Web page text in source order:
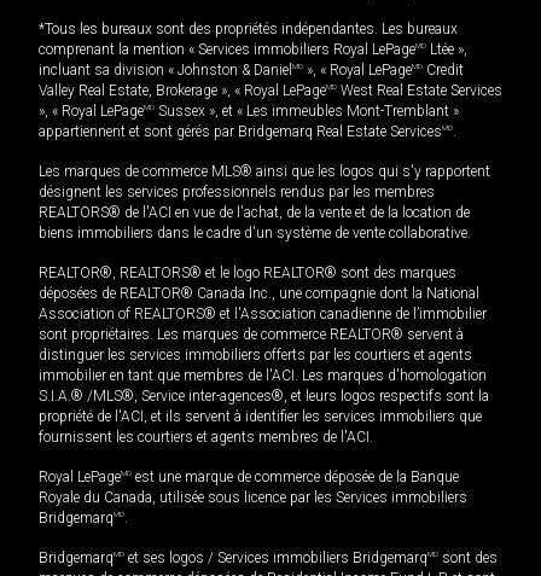
*Tous les bureaux sont des propriétés indépendantes. Les bureaux
comprenant la mention « Services immobiliers Royal LePageMD Ltée »,
incluant sa division « Johnston & Daniel MD », « Royal LePageMD Credit
Valley Real Estate, Brokerage », « Royal LePageMD West Real Estate Services
», « Royal LePageMD Sussex », et « Les immeubles Mont-Tremblant »
appartiennent et sont gérés par Bridgemarq Real Estate ServicesMD.
Les marques de commerce MLS® ainsi que les logos qui s'y rapportent
désignent les services professionnels rendus par les membres
REALTORS® de l'ACI en vue de l'achat, de la vente et de la location de
biens immobiliers dans le cadre d'un système de vente collaborative.
REALTOR®, REALTORS® et le logo REALTOR® sont des marques
déposées de REALTOR® Canada Inc., une compagnie dont la National
Association of REALTORS® et l'Association canadienne de l’immobilier
sont propriétaires. Les marques de commerce REALTOR® servent à
distinguer les services immobiliers offerts par les courtiers et agents
immobilier en tant que membres de l'ACI. Les marques d'homologation
S.I.A.® /MLS®, Service inter-agences®, et leurs logos respectifs sont la
propriété de l'ACI, et ils servent à identifier les services immobiliers que
fournissent les courtiers et agents membres de l'ACI.
Royal LePageMD est une marque de commerce déposée de la Banque
Royale du Canada, utilisée sous licence par les Services immobiliers
BridgemarqMD.
BridgemarqMD et ses logos / Services immobiliers BridgemarqMD sont des